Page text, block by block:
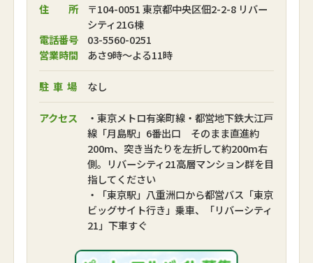
住 所
〒104-0051 東京都中央区佃2-2-8 リバー
シティ21G棟
電話番号
03-5560-0251
営業時間
あさ9時～よる11時
駐車場 なし
アクセス
・東京メトロ有楽町線・都営地下鉄大江戸
線「月島駅」6番出口 そのまま直進約
200m、突き当たりを左折して約200m右
側。リバーシティ21高層マンション群を目
指してください
・「東京駅」八重洲口から都営バス「東京
ビッグサイト行き」乗車、「リバーシティ
21」下車すぐ